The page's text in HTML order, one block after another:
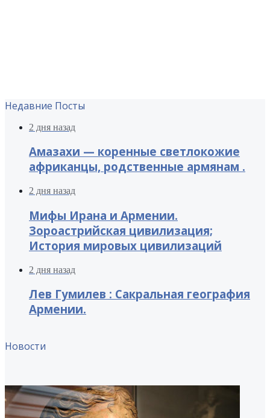
Недавние Посты
2 дня назад
Амазахи — коренные светлокожие
африканцы, родственные армянам .
2 дня назад
Мифы Ирана и Армении.
Зороастрийская цивилизация;
История мировых цивилизаций
2 дня назад
Лев Гумилев : Сакральная география
Армении.
Новости